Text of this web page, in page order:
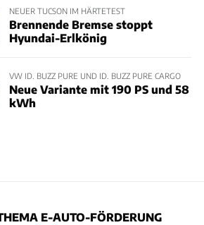
NEUER TUCSON IM HÄRTETEST
Brennende Bremse stoppt
Hyundai-Erlkönig
VW ID. BUZZ PURE UND ID. BUZZ PURE CARGO
Neue Variante mit 190 PS und 58
kWh
E-AUTO-FÖRDERUNG